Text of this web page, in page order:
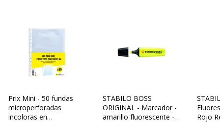
Prix Mini - 50 fundas
microperforadas
incoloras en
STABILO BOSS
ORIGINAL - Marcador -
amarillo fluorescente -
Rojo